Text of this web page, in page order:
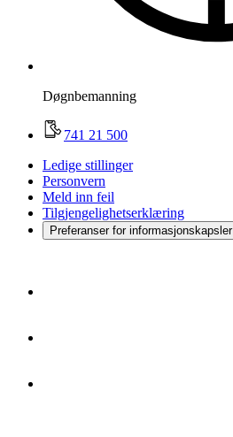
Døgnbemanning
741 21 500
Ledige stillinger
Personvern
Meld inn feil
Tilgjengelighetserklæring
Preferanser for informasjonskapsler